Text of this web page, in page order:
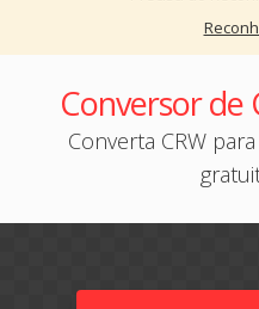
Conversor de
Converta CRW